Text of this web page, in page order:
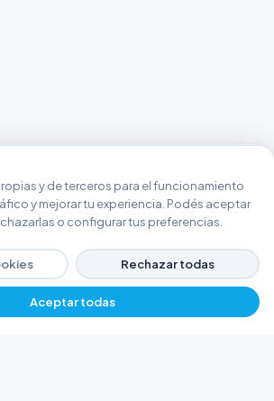
y de terceros para el funcionamiento
y mejorar tu experiencia. Podés aceptar
o configurar tus preferencias.
Rechazar todas
Aceptar todas